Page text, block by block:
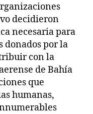
decidieron
necesaria para
donados por la
con la
de Bahía
que
humanas,